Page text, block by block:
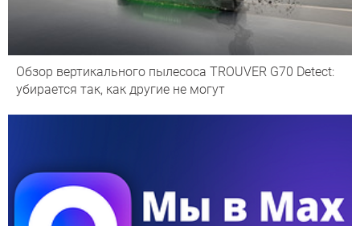
Обзор вертикального пылесоса TROUVER G70 Detect:
убирается так, как другие не могут